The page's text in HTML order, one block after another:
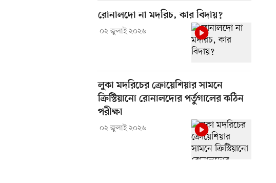
রোনালদো না মদরিচ, কার বিদায়?
০২ জুলাই ২০২৬
লুকা মদরিচের ক্রোয়েশিয়ার সামনে
ক্রিস্টিয়ানো রোনালদোর পর্তুগালের কঠিন
পরীক্ষা
০২ জুলাই ২০২৬